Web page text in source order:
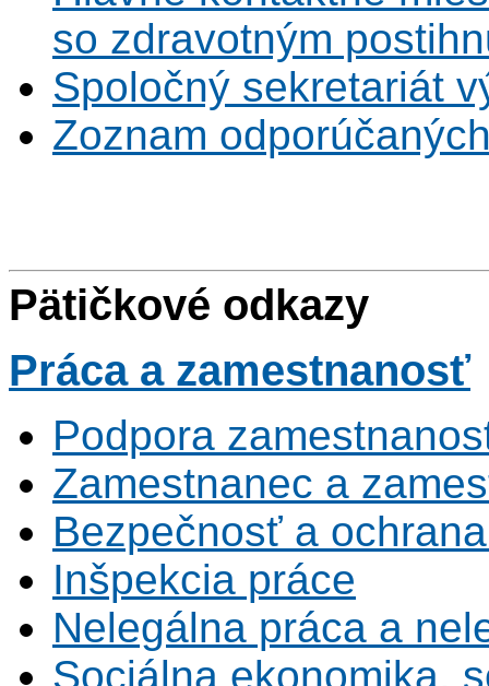
so zdravotným
Spoločný sekretariát
Zoznam
Pätičkové odkazy
Prácaa zamestnanosť
Podpora
Zamestnanec a
Bezpečnosť a
Inšpekcia práce
Nelegálna práca a
Sociálna ekonomika,